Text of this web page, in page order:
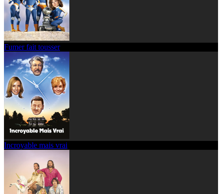
Fumer fait tousser
Incroyable mais vrai